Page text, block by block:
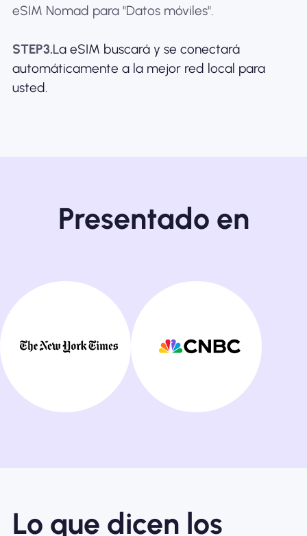
eSIM Nomad para "Datos móviles".
STEP3.La eSIM buscará y se conectará
automáticamente a la mejor red local para
usted.
Presentado en
Lo que dicen los